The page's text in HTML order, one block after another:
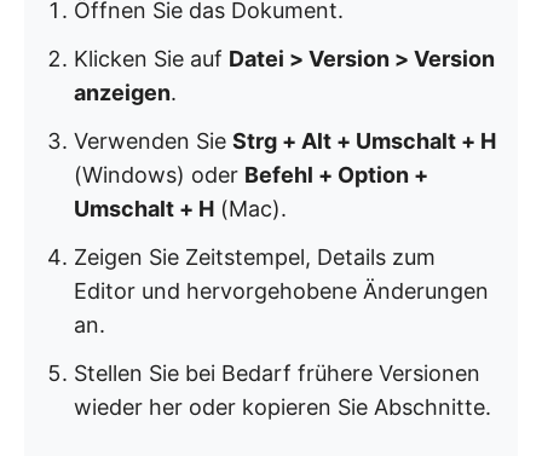
Öffnen Sie das Dokument.
Klicken Sie auf Datei > Version > Version
anzeigen.
Verwenden Sie Strg + Alt + Umschalt + H
(Windows) oder Befehl + Option +
Umschalt + H (Mac).
Zeigen Sie Zeitstempel, Details zum
Editor und hervorgehobene Änderungen
an.
Stellen Sie bei Bedarf frühere Versionen
wieder her oder kopieren Sie Abschnitte.